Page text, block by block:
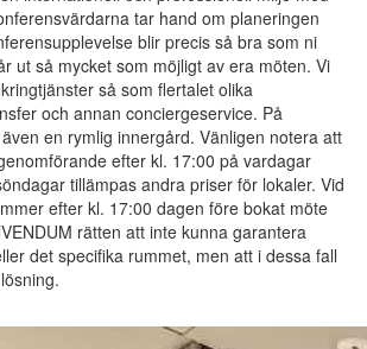
tar hand om planeringen
blir precis så bra som ni
ut så mycket som möjligt av era möten. Vi
så som flertalet olika
och annan conciergeservice. På
en rymlig innergård. Vänligen notera att
efter kl. 17:00 på vardagar
tillämpas andra priser för lokaler. Vid
efter kl. 17:00 dagen före bokat möte
rätten att inte kunna garantera
det specifika rummet, men att i dessa fall